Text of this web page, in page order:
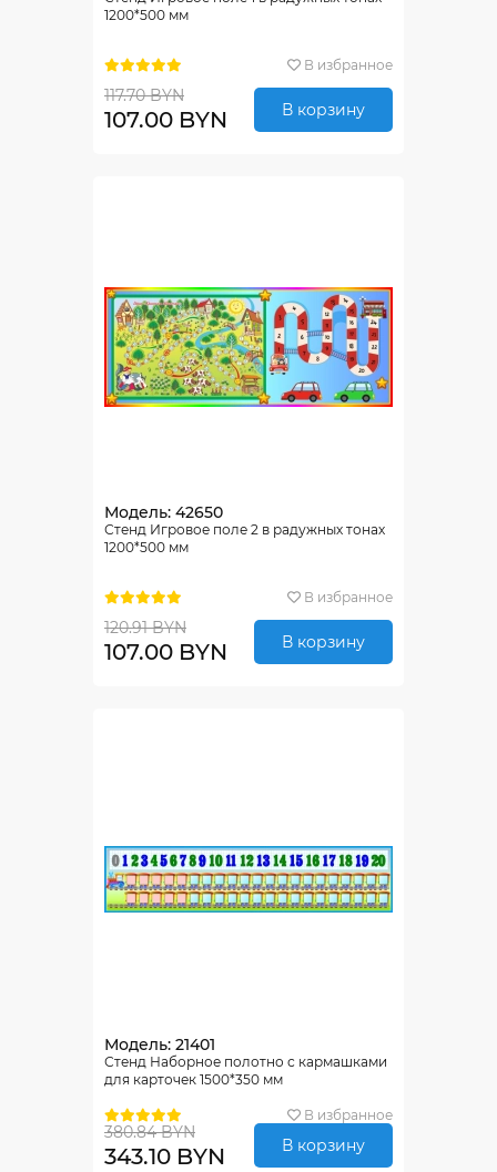
1200*500 мм
В избранное
117.70 BYN
107.00 BYN В корзину
Модель: 42650
Стенд Игровое поле 2 в радужных тонах
1200*500 мм
В избранное
120.91 BYN
107.00 BYN В корзину
Модель: 21401
Стенд Наборное полотно с кармашками
для карточек 1500*350 мм
В избранное
380.84 BYN
343.10 BYN В корзину